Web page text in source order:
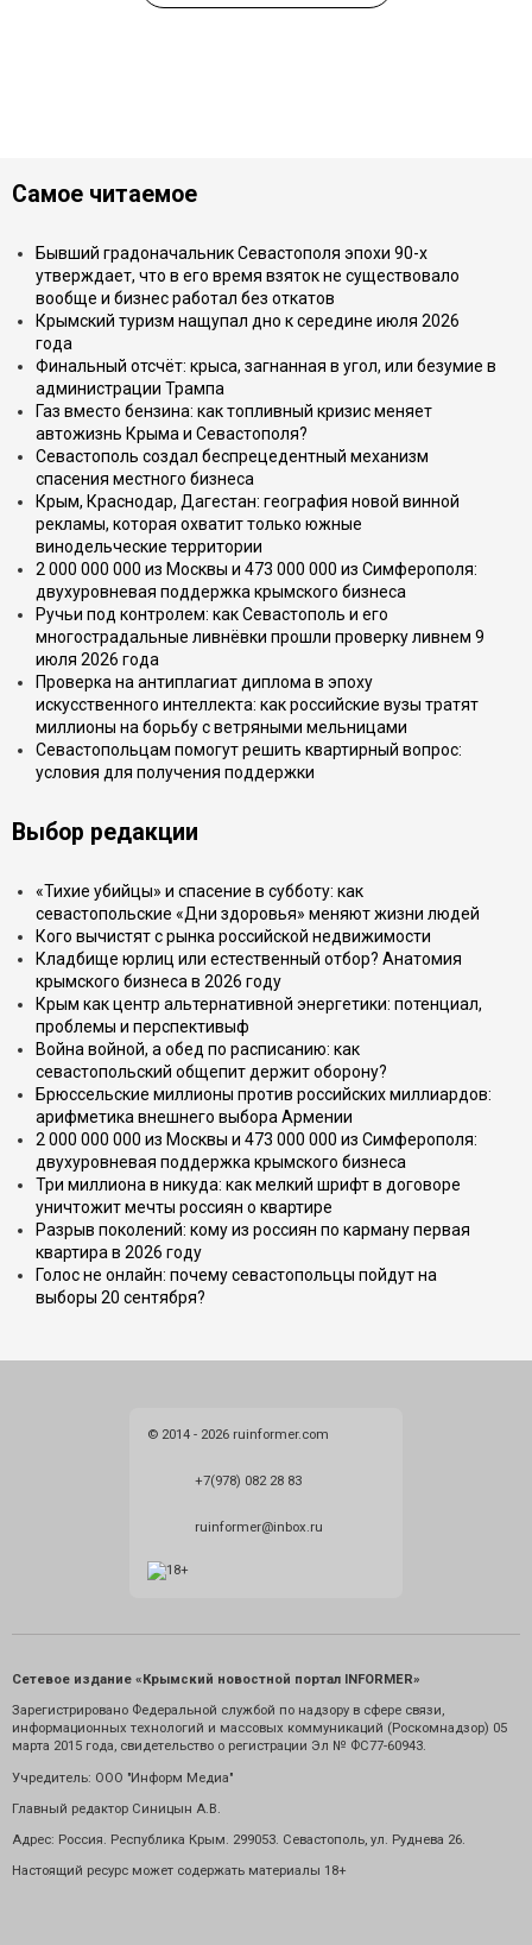
Самое читаемое
Бывший градоначальник Севастополя эпохи 90-х
утверждает, что в его время взяток не существовало
вообще и бизнес работал без откатов
Крымский туризм нащупал дно к середине июля 2026
года
Финальный отсчёт: крыса, загнанная в угол, или безумие в
администрации Трампа
Газ вместо бензина: как топливный кризис меняет
автожизнь Крыма и Севастополя?
Севастополь создал беспрецедентный механизм
спасения местного бизнеса
Крым, Краснодар, Дагестан: география новой винной
рекламы, которая охватит только южные
винодельческие территории
2 000 000 000 из Москвы и 473 000 000 из Симферополя:
двухуровневая поддержка крымского бизнеса
Ручьи под контролем: как Севастополь и его
многострадальные ливнёвки прошли проверку ливнем 9
июля 2026 года
Проверка на антиплагиат диплома в эпоху
искусственного интеллекта: как российские вузы тратят
миллионы на борьбу с ветряными мельницами
Севастопольцам помогут решить квартирный вопрос:
условия для получения поддержки
Выбор редакции
«Тихие убийцы» и спасение в субботу: как
севастопольские «Дни здоровья» меняют жизни людей
Кого вычистят с рынка российской недвижимости
Кладбище юрлиц или естественный отбор? Анатомия
крымского бизнеса в 2026 году
Крым как центр альтернативной энергетики: потенциал,
проблемы и перспективыф
Война войной, а обед по расписанию: как
севастопольский общепит держит оборону?
Брюссельские миллионы против российских миллиардов:
арифметика внешнего выбора Армении
2 000 000 000 из Москвы и 473 000 000 из Симферополя:
двухуровневая поддержка крымского бизнеса
Три миллиона в никуда: как мелкий шрифт в договоре
уничтожит мечты россиян о квартире
Разрыв поколений: кому из россиян по карману первая
квартира в 2026 году
Голос не онлайн: почему севастопольцы пойдут на
выборы 20 сентября?
© 2014 - 2026 ruinformer.com
+7(978) 082 28 83
ruinformer@inbox.ru
Сетевое издание «Крымский новостной портал INFORMER»
Зарегистрировано Федеральной службой по надзору в сфере связи,
информационных технологий и массовых коммуникаций (Роскомнадзор) 05
марта 2015 года, свидетельство о регистрации Эл № ФС77-60943.
Учредитель: ООО "Информ Медиа"
Главный редактор Синицын А.В.
Адрес: Россия. Республика Крым. 299053. Севастополь, ул. Руднева 26.
Настоящий ресурс может содержать материалы 18+